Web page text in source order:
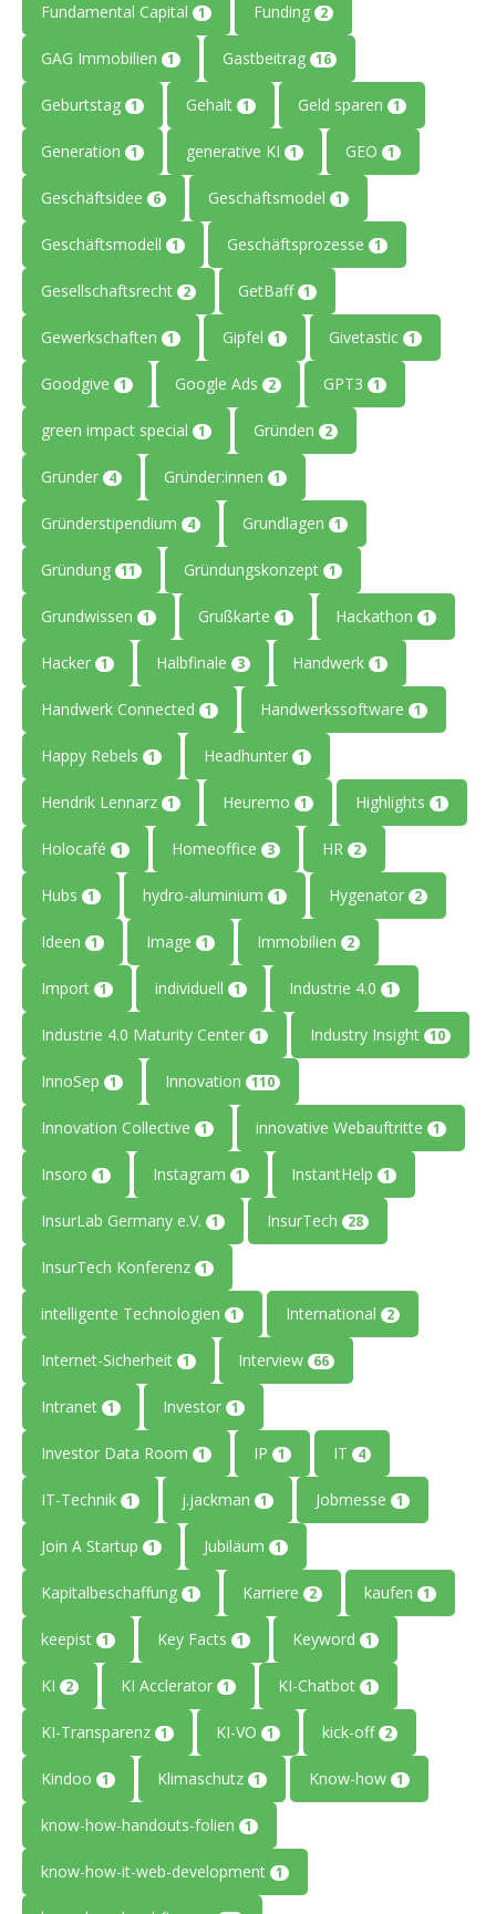
Fundamental Capital 1 Funding 2
GAG Immobilien 1 Gastbeitrag 16
Geburtstag 1 Gehalt 1 Geld sparen 1
Generation 1 generative KI 1 GEO 1
Geschäftsidee 6 Geschäftsmodel 1
Geschäftsmodell 1 Geschäftsprozesse 1
Gesellschaftsrecht 2 GetBaff 1
Gewerkschaften 1 Gipfel 1 Givetastic 1
Goodgive 1 Google Ads 2 GPT3 1
green impact special 1 Gründen 2
Gründer 4 Gründer:innen 1
Gründerstipendium 4 Grundlagen 1
Gründung 11 Gründungskonzept 1
Grundwissen 1 Grußkarte 1 Hackathon 1
Hacker 1 Halbfinale 3 Handwerk 1
Handwerk Connected 1 Handwerkssoftware 1
Happy Rebels 1 Headhunter 1
Hendrik Lennarz 1 Heuremo 1 Highlights 1
Holocafé 1 Homeoffice 3 HR 2
Hubs 1 hydro-aluminium 1 Hygenator 2
Ideen 1 Image 1 Immobilien 2
Import 1 individuell 1 Industrie 4.0 1
Industrie 4.0 Maturity Center 1 Industry Insight 10
InnoSep 1 Innovation 110
Innovation Collective 1 innovative Webauftritte 1
Insoro 1 Instagram 1 InstantHelp 1
InsurLab Germany e.V. 1 InsurTech 28
InsurTech Konferenz 1
intelligente Technologien 1 International 2
Internet-Sicherheit 1 Interview 66
Intranet 1 Investor 1
Investor Data Room 1 IP 1 IT 4
IT-Technik 1 j.jackman 1 Jobmesse 1
Join A Startup 1 Jubiläum 1
Kapitalbeschaffung 1 Karriere 2 kaufen 1
keepist 1 Key Facts 1 Keyword 1
KI 2 KI Acclerator 1 KI-Chatbot 1
KI-Transparenz 1 KI-VO 1 kick-off 2
Kindoo 1 Klimaschutz 1 Know-how 1
know-how-handouts-folien 1
know-how-it-web-development 1